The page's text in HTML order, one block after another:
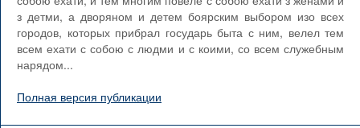
з детми, а дворяном и детем боярским выбором изо всех
городов, которых прибрал государь быта с ним, велел тем
всем ехати с собою с людми и с коими, со всем служебным
нарядом...
Полная версия публикации